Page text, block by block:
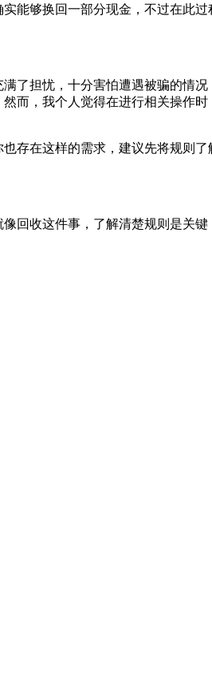
能够换回一部分现金，不过在此
了担忧，十分害怕遭遇被骗的情
而，我个人觉得在进行相关操作
存在这样的需求，建议先将规则
回收这件事，了解清楚规则是关